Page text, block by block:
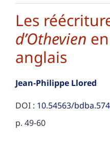
Les
d’Othevien
anglais
Jean-Philippe Llored
DOI : 10.54563/bdba.574
p. 49-60